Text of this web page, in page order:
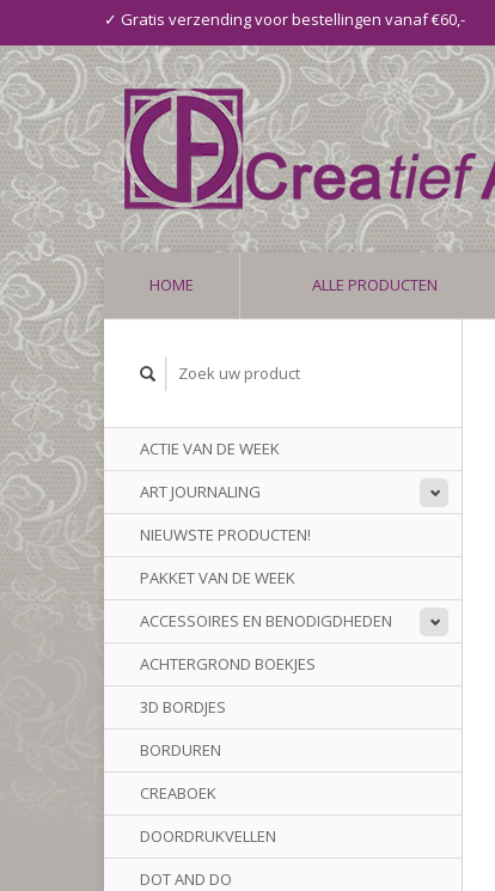
✓ Gratis verzending voor bestellingen vanaf €60,-
HOME ALLE PRODUCTEN
ACTIE VAN DE WEEK
ART JOURNALING
NIEUWSTE PRODUCTEN!
PAKKET VAN DE WEEK
ACCESSOIRES EN BENODIGDHEDEN
ACHTERGROND BOEKJES
3D BORDJES
BORDUREN
CREABOEK
DOORDRUKVELLEN
DOT AND DO